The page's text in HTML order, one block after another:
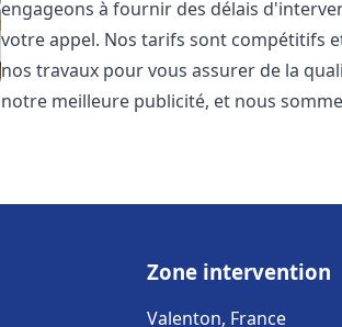
engageons à fournir des délais
votre appel. Nos tarifs sont compétitifs
nos travaux pour vous assurer de la
notre meilleure publicité, et nous
Zone intervention
Valenton, France